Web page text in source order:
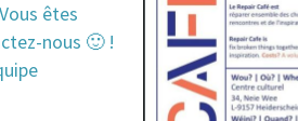
êtes
nous 🙂 !